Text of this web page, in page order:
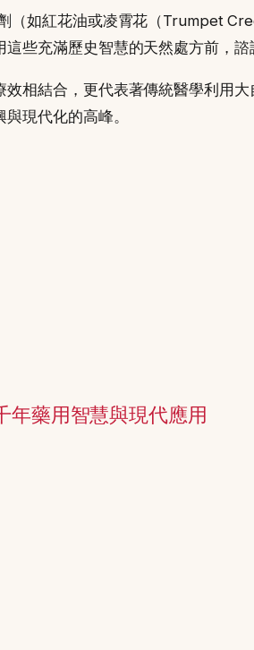
（如紅花油或凌霄花（Trumpet
些充滿歷史智慧的天然處方前，諮
相結合，更代表著傳統醫學利用
現代化的高峰。
年藥用智慧與現代應用